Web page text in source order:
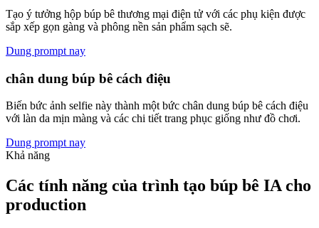
Tạo ý tưởng hộp búp bê thương mại điện tử với các phụ kiện được
sắp xếp gọn gàng và phông nền sản phẩm sạch sẽ.
Dung prompt nay
chân dung búp bê cách điệu
Biến bức ảnh selfie này thành một bức chân dung búp bê cách điệu
với làn da mịn màng và các chi tiết trang phục giống như đồ chơi.
Dung prompt nay
Khả năng
Các tính năng của trình tạo búp bê IA cho
production